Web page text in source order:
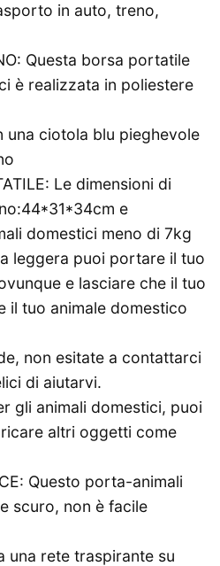
in auto, treno,
Questa borsa portatile
è realizzata in poliestere
una ciotola blu pieghevole
Le dimensioni di
e
domestici meno di 7kg
leggera puoi portare il tuo
e lasciare che il tuo
il tuo animale domestico
non esitate a contattarci
di aiutarvi.
gli animali domestici, puoi
altri oggetti come
Questo porta-animali
scuro, non è facile
una rete traspirante su